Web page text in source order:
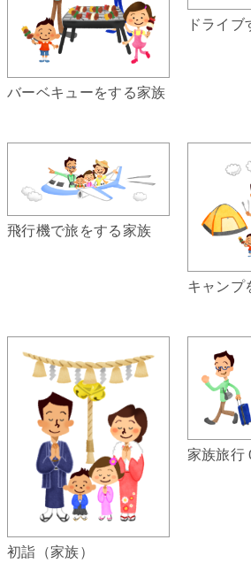
バーベキューをする家族
ドライ
飛行機で旅をする家族
キャンプ
初詣（家族）
家族旅行